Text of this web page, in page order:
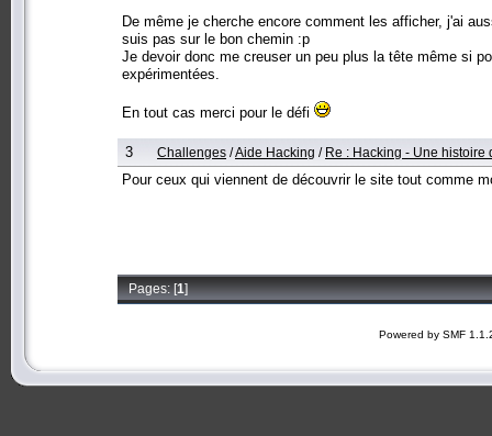
De même je cherche encore comment les afficher, j'ai
suis pas sur le bon chemin :p
Je devoir donc me creuser un peu plus la tête même si
expérimentées.
En tout cas merci pour le défi
3 Challenges /Aide Hacking / Re : Hacking - Une histoire
Pour ceux qui viennent de découvrir le site tout comme
Pages: [1]
Powered by SMF